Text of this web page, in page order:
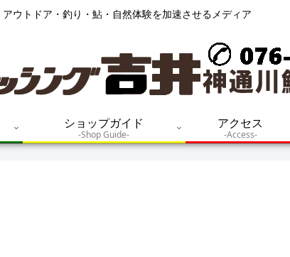
アウトドア・釣り・鮎・自然体験を加速させるメディア
ショップガイド
-Shop Guide-
アクセス
-Access-